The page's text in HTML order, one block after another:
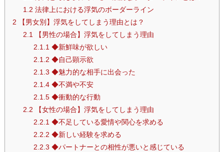
1.2 法律上における浮気のボーダーライン
2 【男女別】浮気をしてしまう理由とは？
2.1
【男性の場合】浮気をしてしまう理由
2.1.1 ◆新鮮味が欲しい
2.1.2 ◆自己顕示欲
2.1.3 ◆魅力的な相手に出会った
2.1.4◆不満や不安
2.1.5◆衝動的な行動
2.2 【女性の場合】浮気をしてしまう理由
2.2.1 ◆不足している愛情や関心を求める
2.2.2 ◆新しい経験を求める
2.2.3 ◆パートナーとの相性が悪いと感じている